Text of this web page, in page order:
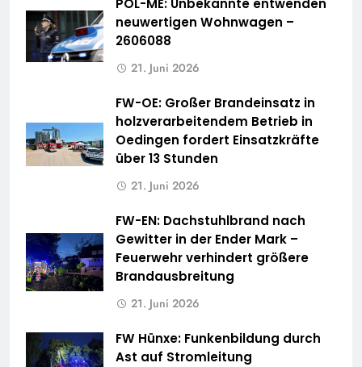
POL-ME: Unbekannte entwenden
neuwertigen Wohnwagen –
2606088
21. Juni 2026
FW-OE: Großer Brandeinsatz in
holzverarbeitendem Betrieb in
Oedingen fordert Einsatzkräfte
über 13 Stunden
21. Juni 2026
FW-EN: Dachstuhlbrand nach
Gewitter in der Ender Mark –
Feuerwehr verhindert größere
Brandausbreitung
21. Juni 2026
FW Hünxe: Funkenbildung durch
Ast auf Stromleitung